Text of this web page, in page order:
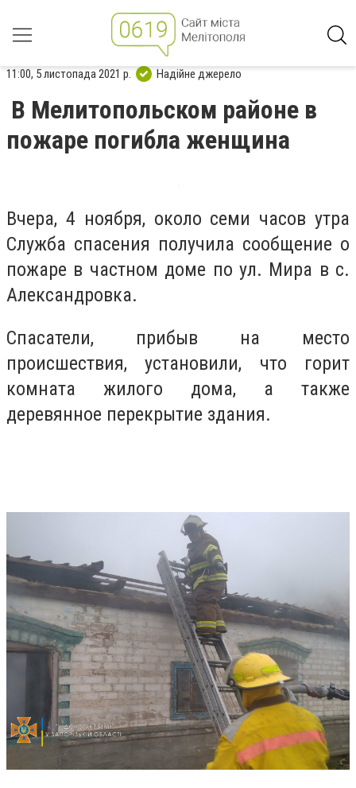
11:00, 5 листопада 2021 р. Надійне джерело
В Мелитопольском районе в
пожаре погибла женщина
Вчера, 4 ноября, около семи часов утра
Служба спасения получила сообщение о
пожаре в частном доме по ул. Мира в с.
Александровка.
Спасатели, прибыв на место
происшествия, установили, что горит
комната жилого дома, а также
деревянное перекрытие здания.